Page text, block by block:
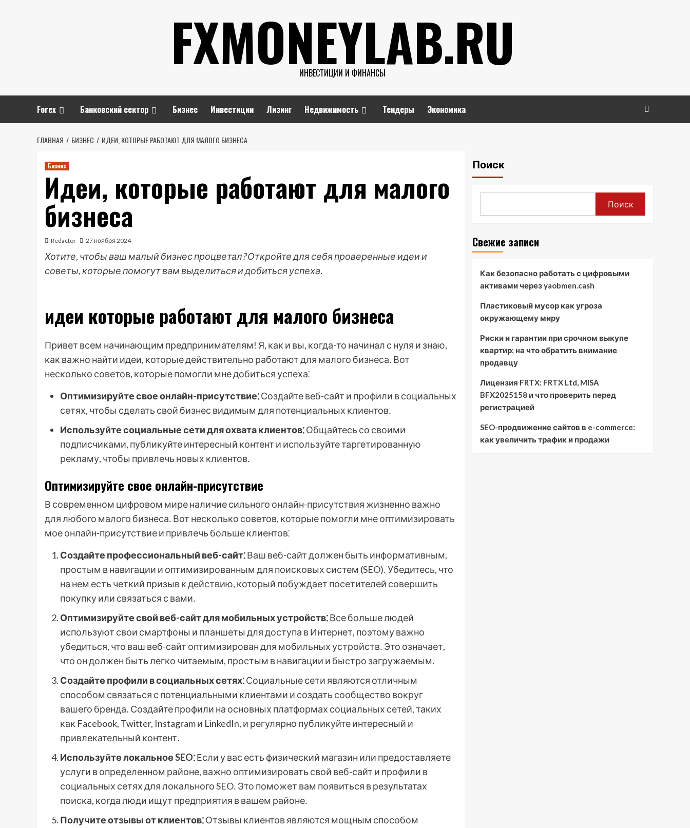
FXMONEYLAB.RU
ИНВЕСТИЦИИ И ФИНАНСЫ
Forex Банковский сектор Бизнес Инвестиции Лизинг Недвижимость Тендеры Экономика
ГЛАВНАЯ БИЗНЕС ИДЕИ, КОТОРЫЕ РАБОТАЮТ ДЛЯ МАЛОГО БИЗНЕСА
Бизнес
Идеи, которые работают для малого
бизнеса
Redactor 27 ноября 2024
Хотите, чтобы ваш малый бизнес процветал? Откройте для себя проверенные идеи и
советы, которые помогут вам выделиться и добиться успеха.
идеи которые работают для малого бизнеса
Привет всем начинающим предпринимателям! Я, как и вы, когда-то начинал с нуля и знаю,
как важно найти идеи, которые действительно работают для малого бизнеса․ Вот
несколько советов, которые помогли мне добиться успеха⁚
Оптимизируйте свое онлайн-присутствие⁚Создайте веб-сайт и профили в социальных
сетях, чтобы сделать свой бизнес видимым для потенциальных клиентов․
Используйте социальные сети для охвата клиентов⁚Общайтесь со своими
подписчиками, публикуйте интересный контент и используйте таргетированную
рекламу, чтобы привлечь новых клиентов․
Оптимизируйте свое онлайн-присутствие
В современном цифровом мире наличие сильного онлайн-присутствия жизненно важно
для любого малого бизнеса․ Вот несколько советов, которые помогли мне оптимизировать
мое онлайн-присутствие и привлечь больше клиентов⁚
Создайте профессиональный веб-сайт⁚Ваш веб-сайт должен быть информативным,
простым в навигации и оптимизированным для поисковых систем (SEO)․ Убедитесь, что
на нем есть четкий призыв к действию, который побуждает посетителей совершить
покупку или связаться с вами․
Оптимизируйте свой веб-сайт для мобильных устройств⁚Все больше людей
используют свои смартфоны и планшеты для доступа в Интернет, поэтому важно
убедиться, что ваш веб-сайт оптимизирован для мобильных устройств․ Это означает,
что он должен быть легко читаемым, простым в навигации и быстро загружаемым․
Создайте профили в социальных сетях⁚Социальные сети являются отличным
способом связаться с потенциальными клиентами и создать сообщество вокруг
вашего бренда․ Создайте профили на основных платформах социальных сетей, таких
как Facebook, Twitter, Instagram и LinkedIn, и регулярно публикуйте интересный и
привлекательный контент․
Используйте локальное SEO⁚Если у вас есть физический магазин или предоставляете
услуги в определенном районе, важно оптимизировать свой веб-сайт и профили в
социальных сетях для локального SEO․ Это поможет вам появиться в результатах
поиска, когда люди ищут предприятия в вашем районе․
Получите отзывы от клиентов⁚Отзывы клиентов являются мощным способом
Поиск
Поиск
Свежие записи
Как безопасно работать с цифровыми
активами через yaobmen.cash
Пластиковый мусор как угроза
окружающему миру
Риски и гарантии при срочном выкупе
квартир: на что обратить внимание
продавцу
Лицензия FRTX: FRTX Ltd, MISA
BFX2025158 и что проверить перед
регистрацией
SEO-продвижение сайтов в e-commerce:
как увеличить трафик и продажи